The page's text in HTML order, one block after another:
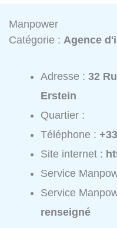
Manpower
Catégorie :Agence
Adresse :32
Erstein
Quartier :
Téléphone :
Site internet :
Service
Service
renseigné